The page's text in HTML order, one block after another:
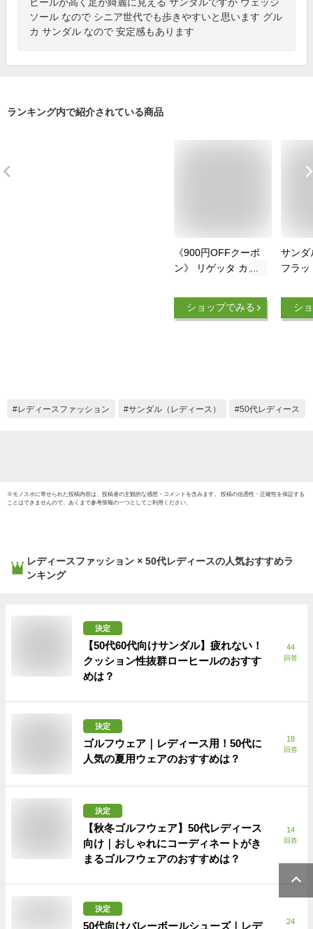
ソール なので シニア世代でも歩きやすいと思います グル
カ サンダル なので 安定感もあります
ランキング内で紹介されている商品
《900円OFFクーポ
ン》 リゲッタ カヌ
ース ヒール 歩きや
すい 疲れ ない 7cm
母趾 美脚 カジュア
ショップでみる
サンダ
フラッ
ダル
色 イ
シ
レディースファッション サンダル（レディース） 50代レディース
※モノスポに寄せられた投稿内容は、投稿者の主観的な感想・コメントを含みます。 投稿の信憑性・正確性を保証する
ことはできませんので、あくまで参考情報の一つとしてご利用ください。
レディースファッション × 50代レディースの人気おすすめラ
ンキング
決定
【50代60代向けサンダル】疲れない！
クッション性抜群ローヒールのおすす
めは？
44
回答
決定
ゴルフウェア｜レディース用！50代に
人気の夏用ウェアのおすすめは？
18
回答
決定
【秋冬ゴルフウェア】50代レディース
向け｜おしゃれにコーディネートがき
まるゴルフウェアのおすすめは？
14
回答
決定
50代向けバレーボールシューズ｜レデ 24